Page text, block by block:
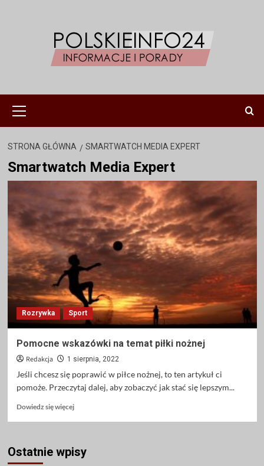
główne
STRONA GŁÓWNA SMARTWATCH MEDIA EXPERT
Smartwatch Media Expert
Rozrywka Sport
Pomocne wskazówki na temat piłki nożnej
Redakcja 1 sierpnia, 2022
Jeśli chcesz się poprawić w piłce nożnej, to ten artykuł ci
pomoże. Przeczytaj dalej, aby zobaczyć jak stać się lepszym...
Dowiedz się więcejDowiedz
Pomocne
wskazówki
Ostatnie wpisy